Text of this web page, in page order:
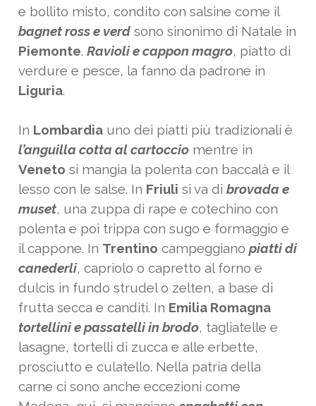
e bollito misto, condito con salsine come il
bagnet ross e verdsono sinonimo di Natale in
Piemonte. Ravioli e cappon magro, piatto di
verdure e pesce, la fanno da padrone in
Liguria.
In Lombardiauno dei piatti più tradizionali è
l’anguilla cotta al cartocciomentre in
Veneto si mangia la polenta con baccalà e il
lesso con le salse. In Friuli si va di brovada e
muset, una zuppa di rape e cotechino con
polenta e poi trippa con sugo e formaggio e
il cappone. In Trentino campeggiano piatti di
canederli, capriolo o capretto al forno e
dulcis in fundo strudel o zelten, a base di
frutta secca e canditi. In Emilia Romagna
tortellini e passatelli in brodo, tagliatelle e
lasagne, tortelli di zucca e alle erbette,
prosciutto e culatello. Nella patria della
carne ci sono anche eccezioni come